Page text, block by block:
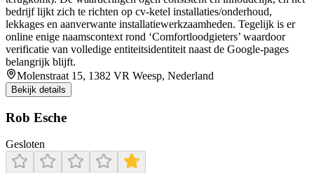
bedrijf lijkt zich te richten op cv-ketel installaties/onderhoud,
lekkages en aanverwante installatiewerkzaamheden. Tegelijk is er
online enige naamscontext rond ‘Comfortloodgieters’ waardoor
verificatie van volledige entiteitsidentiteit naast de Google-pages
belangrijk blijft.
Molenstraat 15, 1382 VR Weesp, Nederland
Bekijk details
Rob Esche
Gesloten